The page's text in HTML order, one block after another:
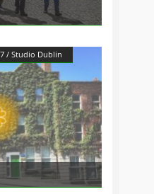
/ Studio Dublin